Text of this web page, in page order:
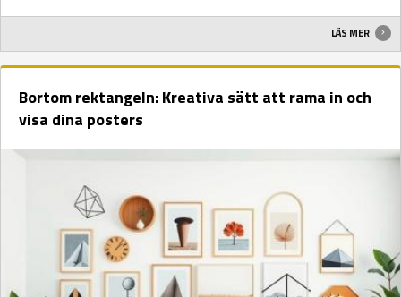
LÄS MER
Bortom rektangeln: Kreativa sätt att rama in och
visa dina posters